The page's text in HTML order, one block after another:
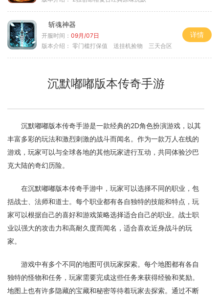
斩魂神器
开服时间： 09月/07日
版本介绍： 零门槛打保值 送挂机捡物 三天合区
详情
沉默嘟嘟版本传奇手游
沉默嘟嘟版本传奇手游是一款经典的2D角色扮演游戏，以其
丰富多彩的玩法和激烈刺激的战斗而闻名。作为一款万人在线的
游戏，玩家可以与全球各地的其他玩家进行互动，共同体验沙巴
克大陆的奇幻历险。
在沉默嘟嘟版本传奇手游中，玩家可以选择不同的职业，包
括战士、法师和道士。每个职业都有各自独特的技能和特点，玩
家可以根据自己的喜好和游戏策略选择适合自己的职业。战士职
业以强大的攻击力和高耐久度而闻名，适合喜欢近身战斗的玩
家。
游戏中有多个不同的地图可供玩家探索。每个地图都有各自
独特的怪物和任务，玩家需要完成这些任务来获得经验和奖励。
地图上也有许多隐藏的宝藏和秘密等待着玩家去探索。通过不断